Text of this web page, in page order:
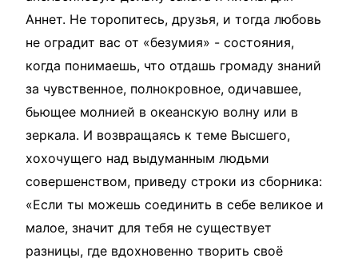
Аннет. Не торопитесь, друзья, и тогда любовь
не оградит вас от «безумия» - состояния,
когда понимаешь, что отдашь громаду знаний
за чувственное, полнокровное, одичавшее,
бьющее молнией в океанскую волну или в
зеркала. И возвращаясь к теме Высшего,
хохочущего над выдуманным людьми
совершенством, приведу строки из сборника:
«Если ты можешь соединить в себе великое и
малое, значит для тебя не существует
разницы, где вдохновенно творить своё